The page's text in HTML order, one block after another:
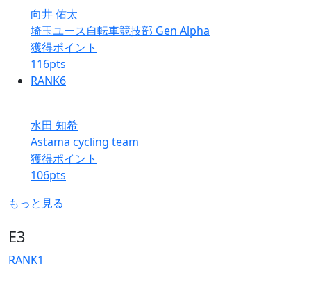
向井 佑太
埼玉ユース自転車競技部 Gen Alpha
獲得ポイント
116pts
RANK6
水田 知希
Astama cycling team
獲得ポイント
106pts
もっと見る
E3
RANK1